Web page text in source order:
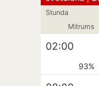
Stunda
Mitrums
02:00
93%